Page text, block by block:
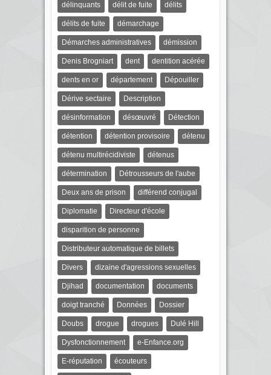
délinquants délit de fuite délits
délits de fuite démarchage
Démarches administratives démission
Denis Brogniart dent dentition acérée
dents en or département Dépouiller
Dérive sectaire Description
désinformation désœuvré Détection
détention détention provisoire détenu
détenu multirécidiviste détenus
détermination Détrousseurs de l'aube
Deux ans de prison différend conjugal
Diplomatie Directeur d'école
disparition de personne
Distributeur automatique de billets
Divers dizaine d'agressions sexuelles
Djihad documentation documents
doigt tranché Données Dossier
Doubs drogue drogues Dulé Hill
Dysfonctionnement e-Enfance.org
E-réputation écouteurs